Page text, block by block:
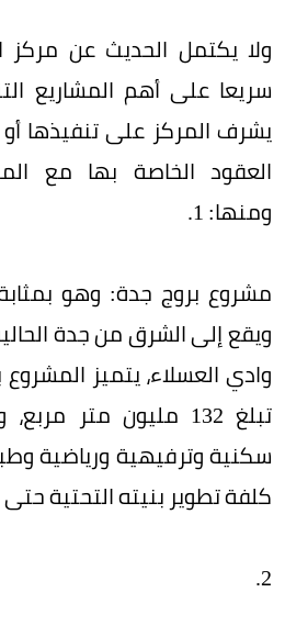
ولا يكتمل الحديث عن مركز
سريعا على أهم المشاريع
يشرف المركز على تنفيذها
العقود الخاصة بها مع
ومنها: 1.
مشروع بروج جدة: وهو
ويقع إلى الشرق من جدة
وادي العسلاء، يتميز
تبلغ 132 مليون متر
سكنية وترفيهية ورياضية
كلفة تطوير بنيته التحتية حتى الآن 6
2.